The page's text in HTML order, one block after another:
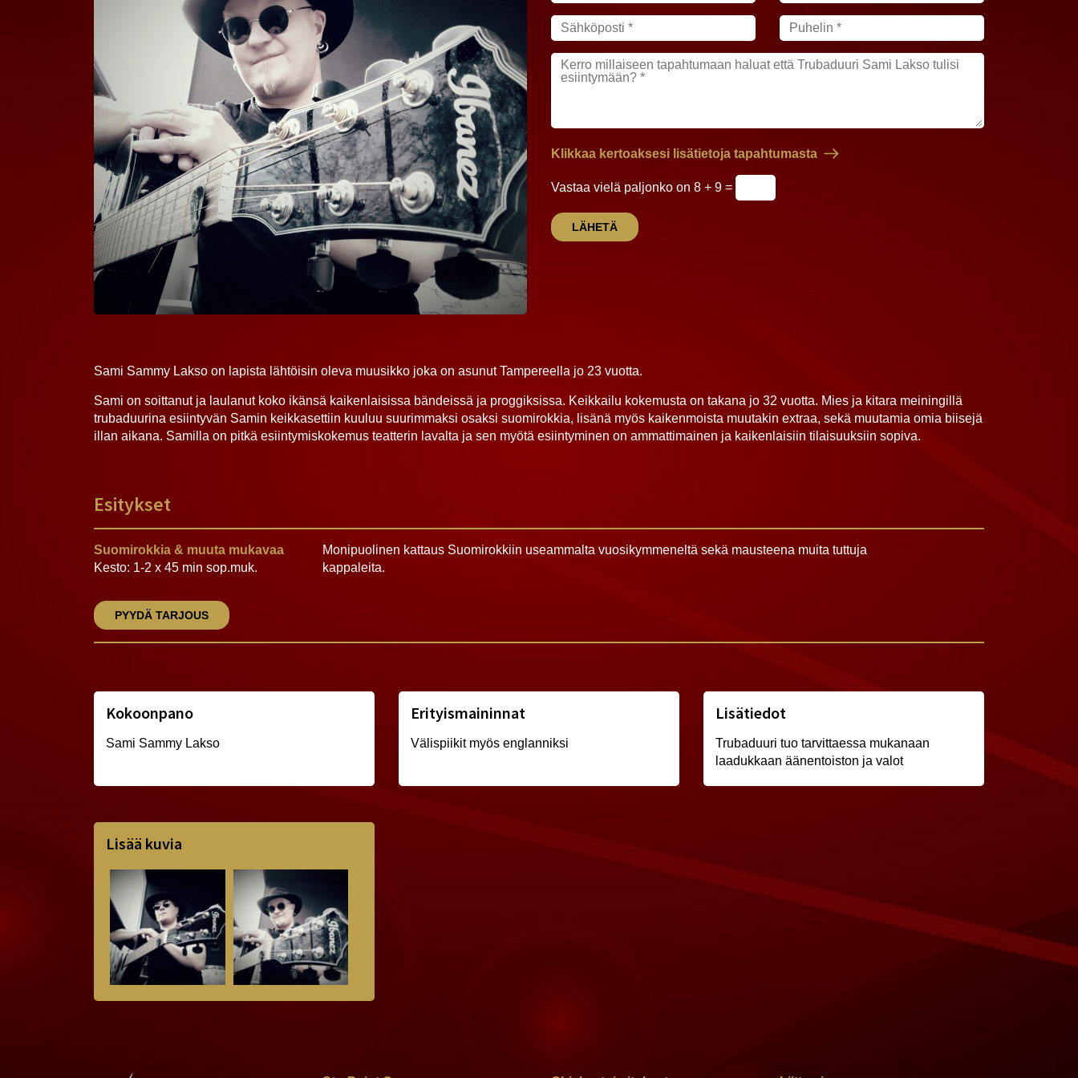
Klikkaa kertoaksesi lisätietoja tapahtumasta
Vastaa vielä paljonko on 8 + 9 =
Sami Sammy Lakso on lapista lähtöisin oleva muusikko joka on asunut Tampereella jo 23 vuotta.
Sami on soittanut ja laulanut koko ikänsä kaikenlaisissa bändeissä ja proggiksissa. Keikkailu kokemusta on takana jo 32 vuotta. Mies ja kitara meiningillä
trubaduurina esiintyvän Samin keikkasettiin kuuluu suurimmaksi osaksi suomirokkia, lisänä myös kaikenmoista muutakin extraa, sekä muutamia omia biisejä
illan aikana. Samilla on pitkä esiintymiskokemus teatterin lavalta ja sen myötä esiintyminen on ammattimainen ja kaikenlaisiin tilaisuuksiin sopiva.
Esitykset
Suomirokkia & muuta mukavaa
Kesto: 1-2 x 45 min sop.muk.
PYYDÄ TARJOUS
Monipuolinen kattaus Suomirokkiin useammalta vuosikymmeneltä sekä mausteena muita tuttuja
kappaleita.
Kokoonpano
Sami Sammy Lakso
Erityismaininnat
Välispiikit myös englanniksi
Lisätiedot
Trubaduuri tuo tarvittaessa mukanaan
laadukkaan äänentoiston ja valot
Lisää kuvia